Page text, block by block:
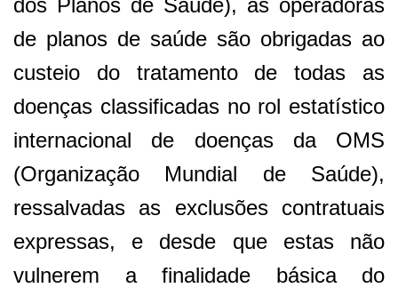
de planos de saúde são obrigadas ao
custeio do tratamento de todas as
doenças classificadas no rol estatístico
internacional de doenças da OMS
(Organização Mundial de Saúde),
ressalvadas as exclusões contratuais
expressas, e desde que estas não
vulnerem a finalidade básica do